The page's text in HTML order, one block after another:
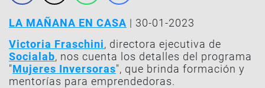
LA MAÑANA EN CASA | 30-01-2023
Victoria Fraschini, directora ejecutiva de
Socialab, nos cuenta los detalles del programa
"Mujeres Inversoras", que brinda formación y
mentorías para emprendedoras.